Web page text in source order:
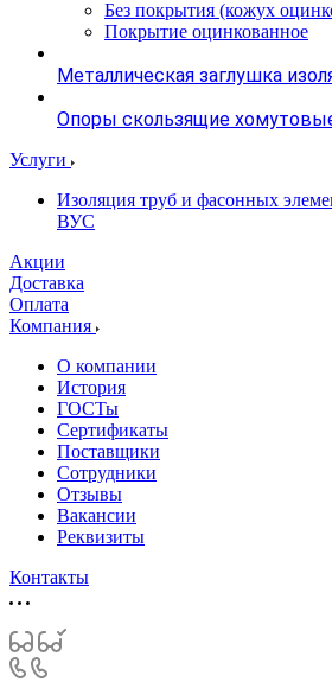
Без покрытия (кожух
Покрытие оцинкованное
Металлическая заглушка
Опоры скользящие
Услуги
Изоляция труб и фасонных
ВУС
Акции
Доставка
Оплата
Компания
О компании
История
ГОСТы
Сертификаты
Поставщики
Сотрудники
Отзывы
Вакансии
Реквизиты
Контакты